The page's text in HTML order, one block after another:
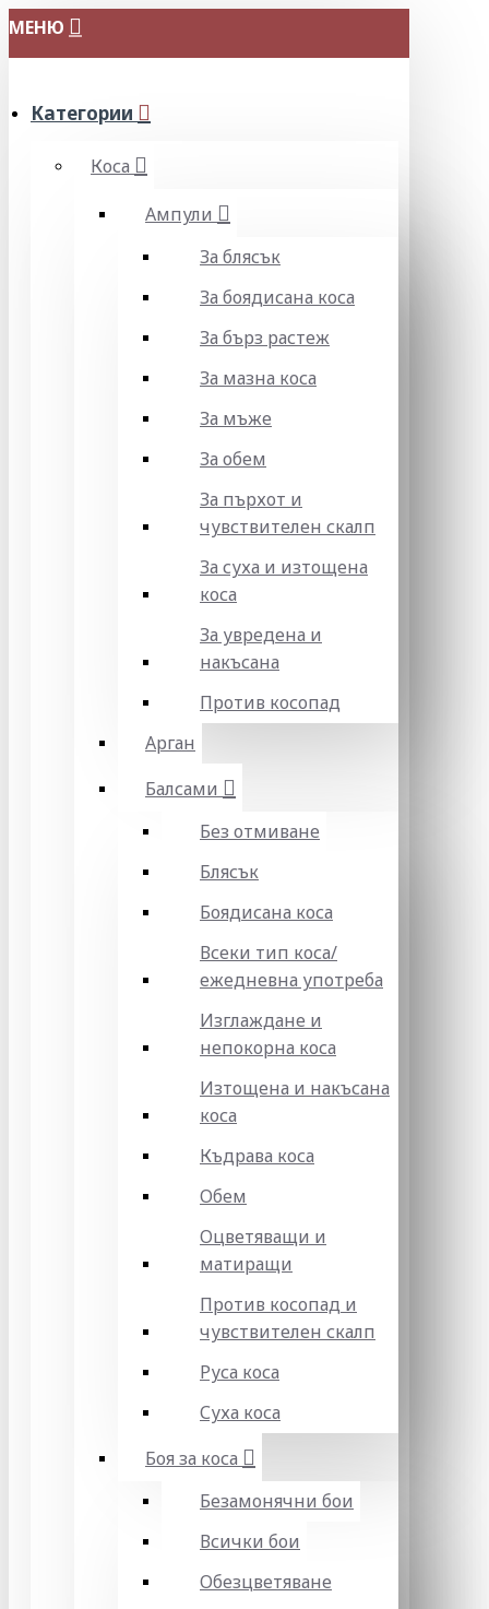
МЕНЮ
Категории
Коса
Ампули
За блясък
За боядисана коса
За бърз растеж
За мазна коса
За мъже
За обем
За пърхот и
чувствителен скалп
За суха и изтощена
коса
За увредена и
накъсана
Против косопад
Арган
Балсами
Без отмиване
Блясък
Боядисана коса
Всеки тип коса/
ежедневна употреба
Изглаждане и
непокорна коса
Изтощена и накъсана
коса
Къдрава коса
Обем
Оцветяващи и
матиращи
Против косопад и
чувствителен скалп
Руса коса
Суха коса
Боя за коса
Безамонячни бои
Всички бои
Обезцветяване